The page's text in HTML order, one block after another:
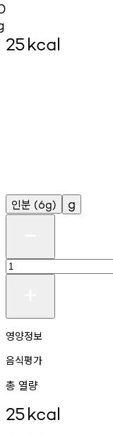
25kcal
인분 (6g) g
영양정보
음식평가
총 열량
25kcal